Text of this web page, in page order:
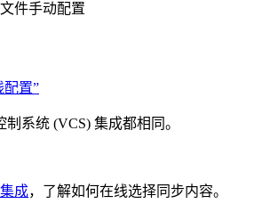
件手动配置
配置”
系统 (VCS) 集成都相同。
成，了解如何在线选择同步内容。